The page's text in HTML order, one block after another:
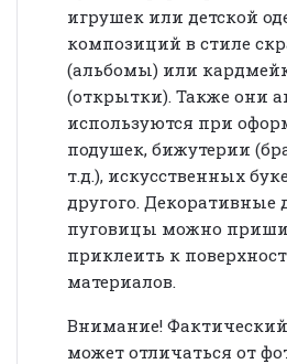
игрушек или детской
композиций в стиле
(альбомы) или
(открытки). Также они
используются при
подушек, бижутерии
т.д.), искусственных
другого. Декоративные
пуговицы можно
приклеить к
материалов.
Внимание!
может отличаться от